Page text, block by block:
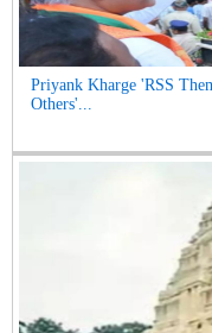
Priyank Kharge 'RSS
Others'...